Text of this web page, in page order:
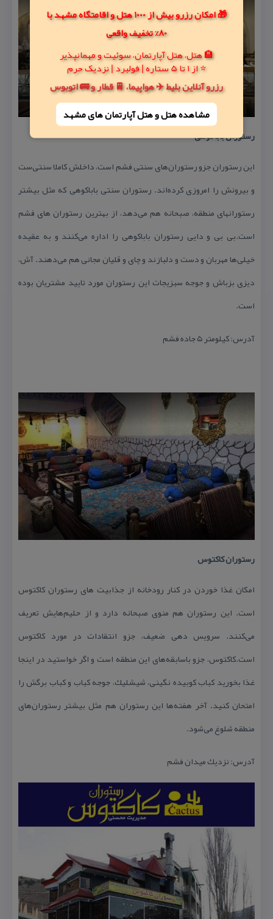
🎁 امکان رزرو بیش از 1000 هتل و اقامتگاه مشهد با
80% تخفیف واقعی
🏨 هتل، هتل آپارتمان، سوئیت و مهمانپذیر
⭐ از 1 تا 5 ستاره | فولبرد | نزدیک حرم
رزرو آنلاین بلیط ✈️ هواپیما، 🚆 قطار و 🚌 اتوبوس
مشاهده هتل و هتل‌ آپارتمان های مشهد
رستوران بابا كوهی
این رستوران جزو رستوران‌های سنتی فشم است، داخلش كاملا سنتی‌ست
و بیرونش را امروزی كرده‌اند. رستوران سنتی باباكوهی كه مثل بیشتر
رستوران‎های منطقه، صبحانه هم می‌دهد، از بهترین رستوران های فشم
است.بی بی و دایی رستوران باباكوهی را اداره می‌كنند و به عقیده
خیلی‌ها مهربان و دست و دلبازند و چای و قلیان مجانی هم می‌دهند. آش،
دیزی بزباش و جوجه سبزیجات این رستوران مورد تایید مشتریان بوده
است.
آدرس: كیلومتر ۵ جاده فشم
رستوران كاكتوس
امكان غذا خوردن در كنار رودخانه از جذابیت های رستوران كاكتوس
است. این رستوران هم منوی صبحانه دارد و از حلیم‌هایش تعریف
می‌كنند. سرویس دهی ضعیف، جزو انتقادات در مورد كاكتوس
است.كاكتوس، جزو باسابقه‌های این منطقه است و اگر خواستید در اینجا
غذا بخورید كباب كوبیده نگینی، شیشلیك، جوجه كباب و كباب برگش را
امتحان كنید. آخر هفته‌ها این رستوران هم مثل بیشتر رستوران‌های
منطقه شلوغ می‌شود.
آدرس: نزدیك میدان فشم